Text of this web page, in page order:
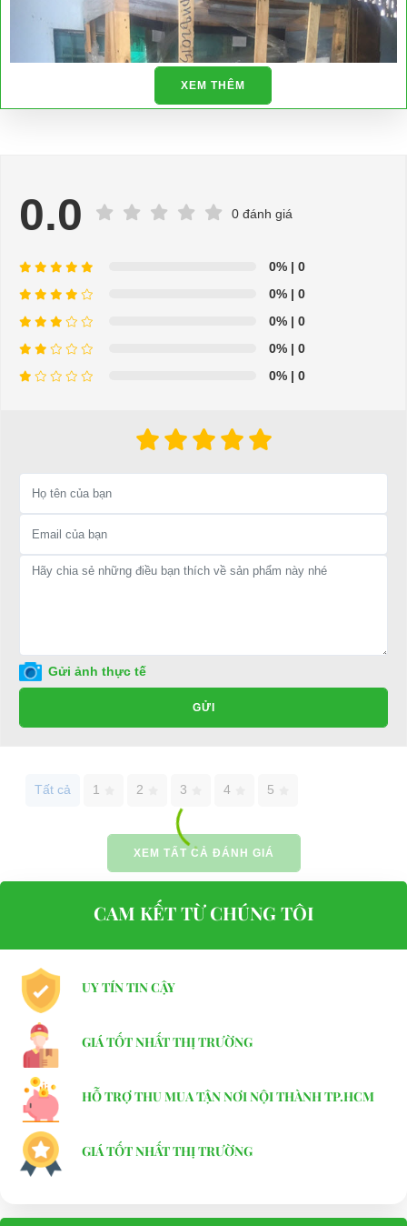
Để được tư vấn thêm về cách sử dụng xe ô tô điện để tăng tuổi thọ
cho xe hoặc có vấn đề gì cần được hỗ trợ, quý khách vui lòng liên
LIÊN HỆ CÔNG TY:
Đại Cường
E-mail: phuhuynhkd@gmail.com
XEM THÊM
0.0 0 đánh giá
0% | 0
0% | 0
0% | 0
0% | 0
0% | 0
Gửi ảnh thực tế
GỬI
Tất cả 1 2 3 4 5
XEM TẤT CẢ ĐÁNH GIÁ
CAM KẾT TỪ CHÚNG TÔI
UY TÍN TIN CẬY
GIÁ TỐT NHẤT THỊ TRƯỜNG
HỖ TRỢ THU MUA TẬN NƠI NỘI THÀNH TP.HCM
GIÁ TỐT NHẤT THỊ TRƯỜNG